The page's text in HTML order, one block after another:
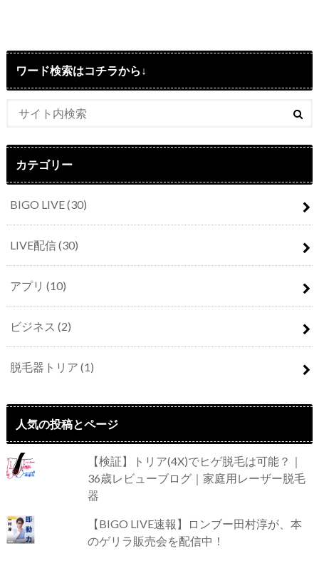
ワード検索はコチラから↓
カテゴリー
BIGO LIVE(30)
LIVE配信(30)
アプリ (10)
ビジネス (2)
脱毛器トリア (1)
人気の投稿とページ
【検証】トリア(4X)でヒゲ脱毛は可能？｜
36歳レビューブログ｜家庭用レーザー脱毛
器
【BIGO LIVE速報】ロンブー田村淳が、本
のゲリラ販売会を配信中！